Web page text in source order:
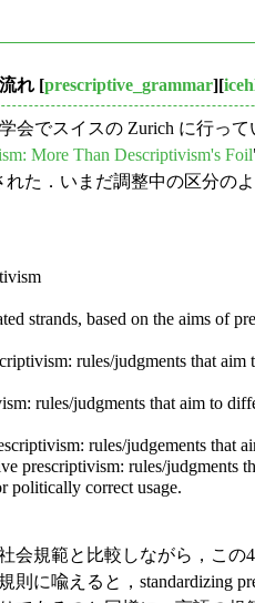
れ [prescriptive_grammar][
会でスイスの Zurich に行っ
More Than Descriptivism's Foil
た．いまだ調整中の区分の
strands, based on the aims of
rules/judgments that aim
rules/judgments that aim to
rules/judgements that
prescriptivism: rules/judgments
politically correct usage.
会規範と比較しながら，この
則に喩えると，standardizing